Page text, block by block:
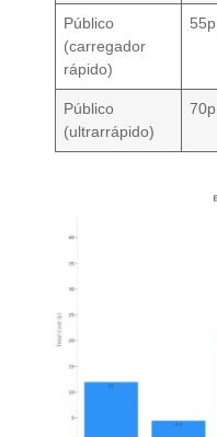
Público
(carregador
rápido)
55p
Público
(ultrarrápido)
70p